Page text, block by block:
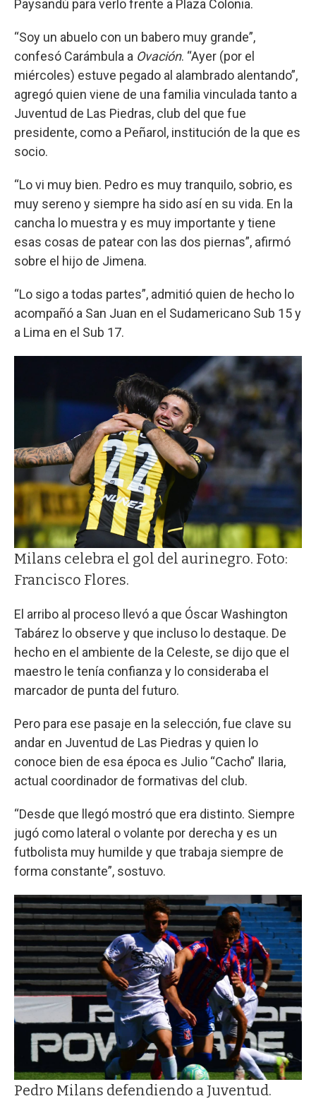
Paysandú para verlo frente a Plaza Colonia.
“Soy un abuelo con un babero muy grande”,
confesó Carámbula a Ovación. “Ayer (por el
miércoles) estuve pegado al alambrado alentando”,
agregó quien viene de una familia vinculada tanto a
Juventud de Las Piedras, club del que fue
presidente, como a Peñarol, institución de la que es
socio.
“Lo vi muy bien. Pedro es muy tranquilo, sobrio, es
muy sereno y siempre ha sido así en su vida. En la
cancha lo muestra y es muy importante y tiene
esas cosas de patear con las dos piernas”, afirmó
sobre el hijo de Jimena.
“Lo sigo a todas partes”, admitió quien de hecho lo
acompañó a San Juan en el Sudamericano Sub 15 y
a Lima en el Sub 17.
Milans celebra el gol del aurinegro. Foto:
Francisco Flores.
El arribo al proceso llevó a que Óscar Washington
Tabárez lo observe y que incluso lo destaque. De
hecho en el ambiente de la Celeste, se dijo que el
maestro le tenía confianza y lo consideraba el
marcador de punta del futuro.
Pero para ese pasaje en la selección, fue clave su
andar en Juventud de Las Piedras y quien lo
conoce bien de esa época es Julio “Cacho” Ilaria,
actual coordinador de formativas del club.
“Desde que llegó mostró que era distinto. Siempre
jugó como lateral o volante por derecha y es un
futbolista muy humilde y que trabaja siempre de
forma constante”, sostuvo.
Pedro Milans defendiendo a Juventud.